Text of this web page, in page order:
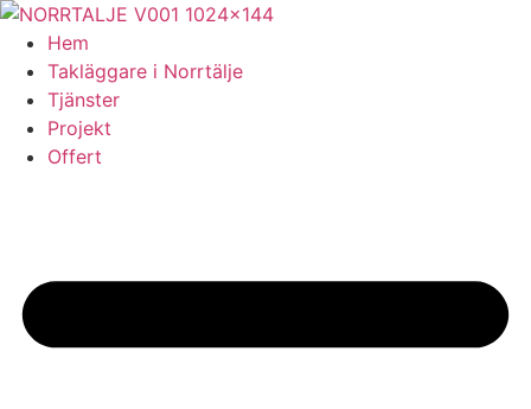
Skip
content
Hem
Takläggare i Norrtälje
Tjänster
Projekt
Offert